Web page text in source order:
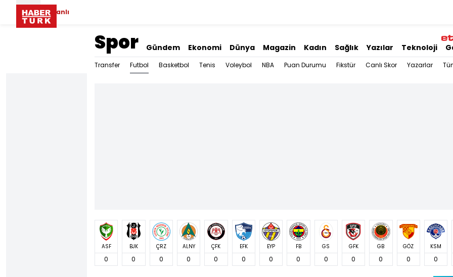
Canlı
Spor Gündem Ekonomi Dünya Magazin Kadın Sağlık Yazılar Teknoloji
Transfer Futbol Basketbol Tenis Voleybol NBA Puan Durumu Fikstür Canlı Skor Yazarlar
ASF
0
BJK
0
ÇRZ
0
ALNY
0
ÇFK
0
EFK
0
EYP
0
FB
0
GS
0
GFK
0
GB
0
GÖZ
0
KSM
0